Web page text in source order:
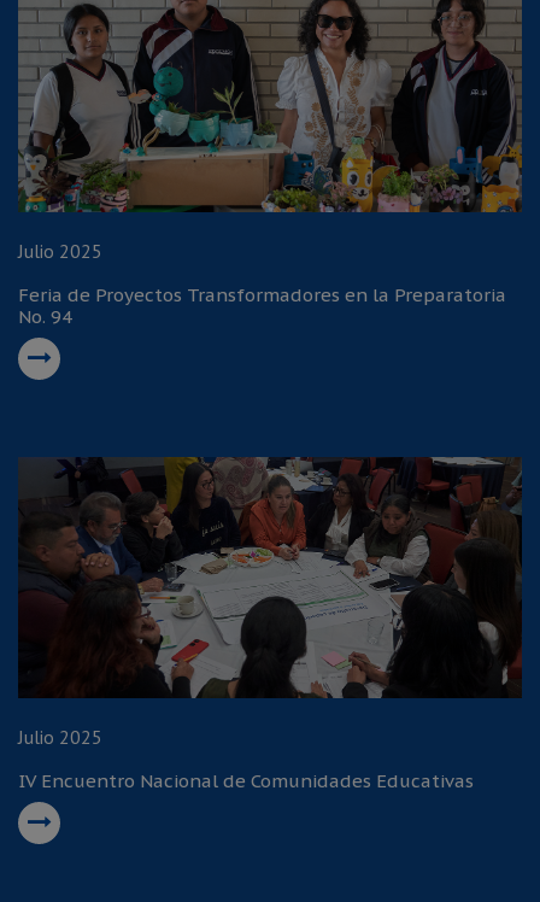
Julio 2025
Feria de Proyectos Transformadores en la Preparatoria
No. 94
Julio 2025
IV Encuentro Nacional de Comunidades Educativas